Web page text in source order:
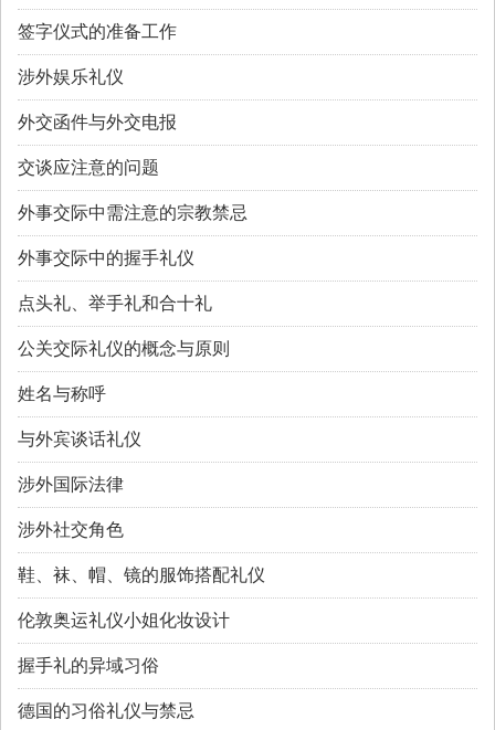
签字仪式的准备工作
涉外娱乐礼仪
外交函件与外交电报
交谈应注意的问题
外事交际中需注意的宗教禁忌
外事交际中的握手礼仪
点头礼、举手礼和合十礼
公关交际礼仪的概念与原则
姓名与称呼
与外宾谈话礼仪
涉外国际法律
涉外社交角色
鞋、袜、帽、镜的服饰搭配礼仪
伦敦奥运礼仪小姐化妆设计
握手礼的异域习俗
德国的习俗礼仪与禁忌